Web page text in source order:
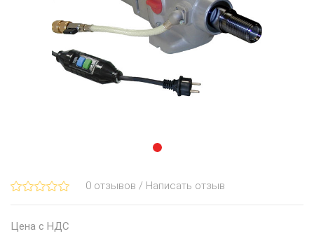
0 отзывов / Написать отзыв
Цена с НДС